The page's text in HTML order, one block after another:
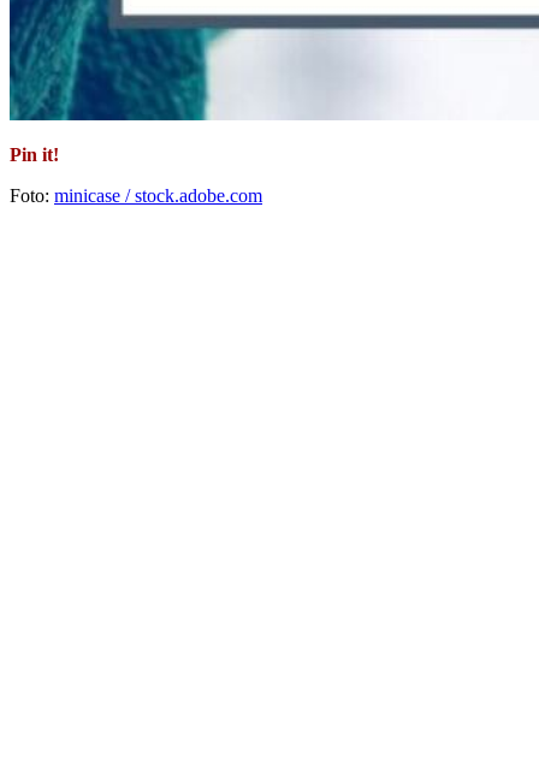
Pin it!
Foto: minicase / stock.adobe.com